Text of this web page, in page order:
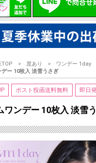
TOP 度あり ワンデー 1day
デー 10枚入 淡雪うさぎ
ポスト投函送料無料 即日
ワンデー 10枚入 淡雪